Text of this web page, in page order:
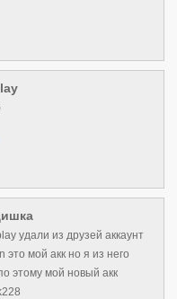
удали из друзей аккаунт
это мой акк но я из него
этому мой новый акк